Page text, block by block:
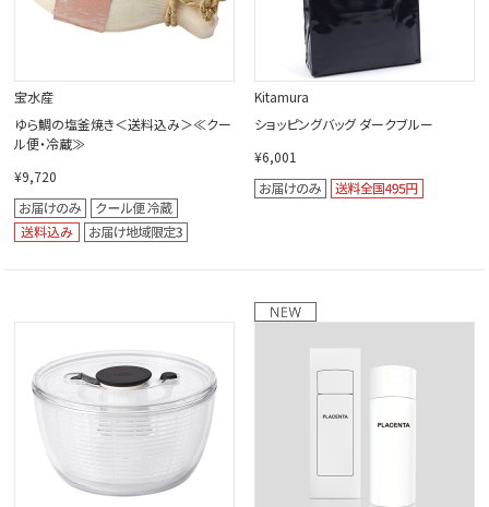
宝水産
ゆら鯛の塩釜焼き＜送料込み＞≪クー
ル便・冷蔵≫
¥9,720
Kitamura
ショッピングバッグ ダークブルー
¥6,001